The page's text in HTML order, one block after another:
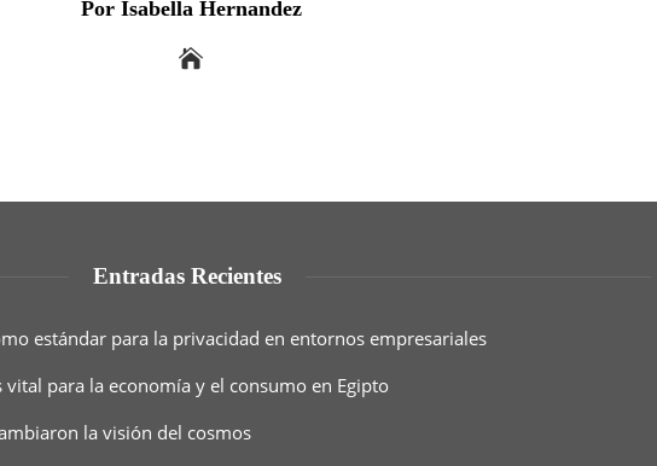
Por Isabella Hernandez
Entradas Recientes
estándar para la privacidad en entornos empresariales
para la economía y el consumo en Egipto
la visión del cosmos